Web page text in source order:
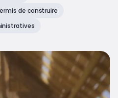
de construire